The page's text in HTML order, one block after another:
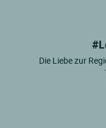
Die Liebe zur